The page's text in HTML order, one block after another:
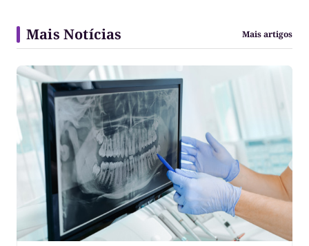
Mais Notícias Mais artigos